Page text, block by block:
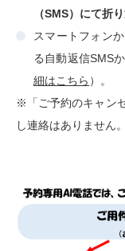
（SMS）にて折
スマートフォン
る自動返信SMS
細はこちら ）。
※「ご予約のキャン
し連絡はありません。